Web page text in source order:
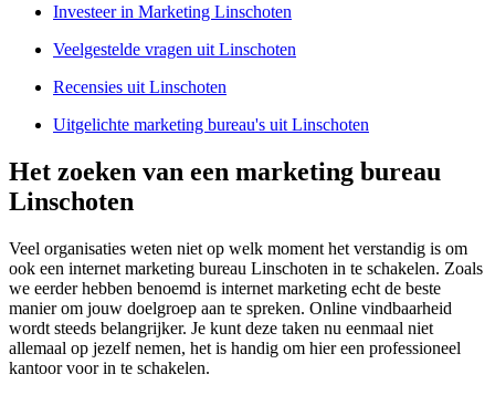
Investeer in Marketing Linschoten
Veelgestelde vragen uit Linschoten
Recensies uit Linschoten
Uitgelichte marketing bureau's uit Linschoten
Het zoeken van een marketing bureau
Linschoten
Veel organisaties weten niet op welk moment het verstandig is om
ook een internet marketing bureau Linschoten in te schakelen. Zoals
we eerder hebben benoemd is internet marketing echt de beste
manier om jouw doelgroep aan te spreken. Online vindbaarheid
wordt steeds belangrijker. Je kunt deze taken nu eenmaal niet
allemaal op jezelf nemen, het is handig om hier een professioneel
kantoor voor in te schakelen.